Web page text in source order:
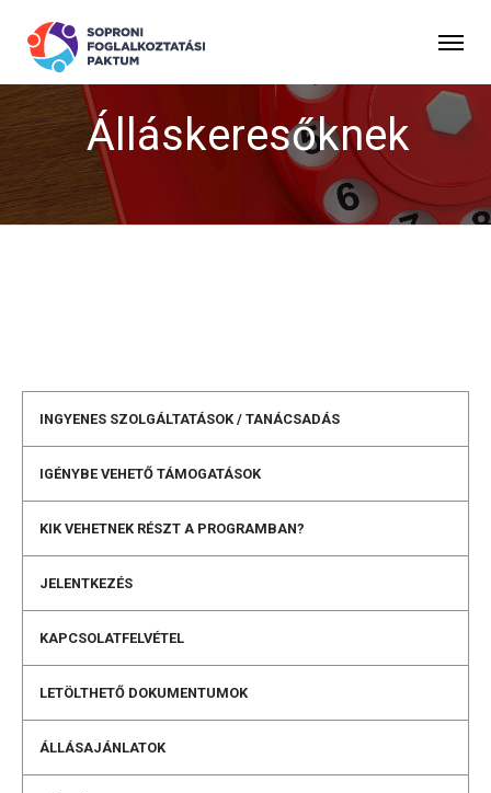
Álláskeresőknek
INGYENES SZOLGÁLTATÁSOK / TANÁCSADÁS
IGÉNYBE VEHETŐ TÁMOGATÁSOK
KIK VEHETNEK RÉSZT A PROGRAMBAN?
JELENTKEZÉS
KAPCSOLATFELVÉTEL
LETÖLTHETŐ DOKUMENTUMOK
ÁLLÁSAJÁNLATOK